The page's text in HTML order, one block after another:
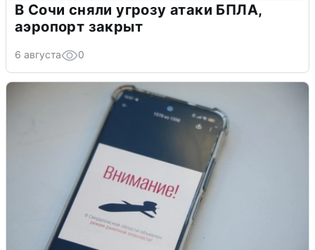
В Сочи сняли угрозу атаки БПЛА,
аэропорт закрыт
6 августа 0